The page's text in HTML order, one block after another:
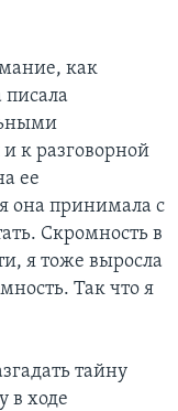
как
писала
к разговорной
ее
она принимала с
Скромность в
я тоже выросла
Так что я
тайну
в ходе